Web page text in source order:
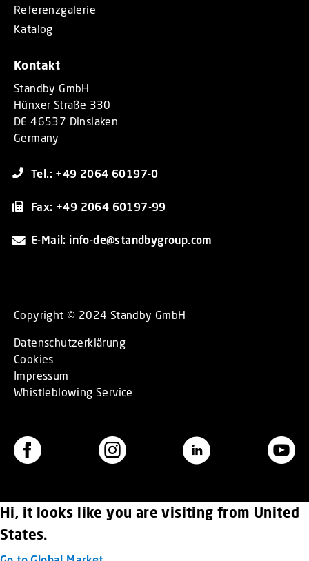
Referenzgalerie
Katalog
Kontakt
Standby GmbH
Hünxer Straße 330
DE 46537 Dinslaken
Germany
Tel.: +49 2064 60197-0
Fax: +49 2064 60197-99
E-Mail: info-de@standbygroup.com
Copyright © 2024 Standby GmbH
Datenschutzerklärung
Cookies
Impressum
Whistleblowing Service
Hi, it looks like you are visiting from United
States.